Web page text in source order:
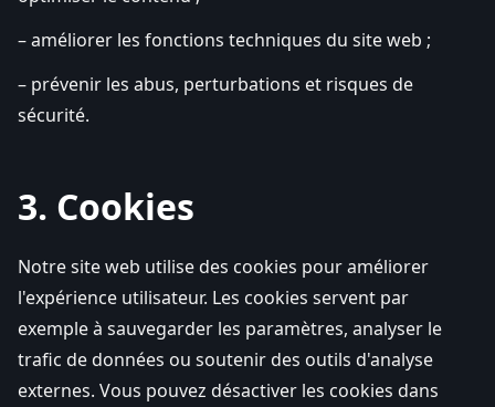
– améliorer les fonctions techniques du site web ;
– prévenir les abus, perturbations et risques de
sécurité.
3. Cookies
Notre site web utilise des cookies pour améliorer
l'expérience utilisateur. Les cookies servent par
exemple à sauvegarder les paramètres, analyser le
trafic de données ou soutenir des outils d'analyse
externes. Vous pouvez désactiver les cookies dans